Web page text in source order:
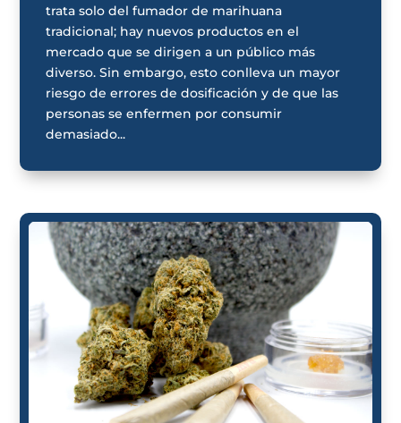
trata solo del fumador de marihuana
tradicional; hay nuevos productos en el
mercado que se dirigen a un público más
diverso. Sin embargo, esto conlleva un mayor
riesgo de errores de dosificación y de que las
personas se enfermen por consumir
demasiado...